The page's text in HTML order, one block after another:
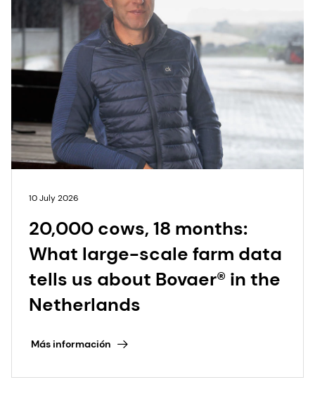
10 July 2026
20,000 cows, 18 months:
What large-scale farm data
tells us about Bovaer® in the
Netherlands
Más información